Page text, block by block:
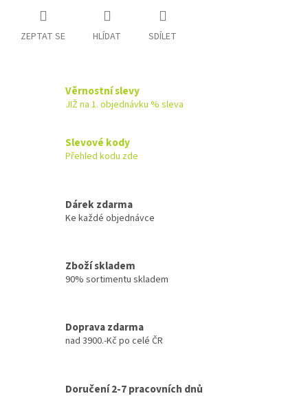
ZEPTAT SE HLÍDAT SDÍLET
Věrnostní slevy
JIŽ na 1. objednávku % sleva
Slevové kody
Přehled kodu zde
Dárek zdarma
Ke každé objednávce
Zboží skladem
90% sortimentu skladem
Doprava zdarma
nad 3900.-Kč po celé ČR
Doručení 2-7 pracovních dnů